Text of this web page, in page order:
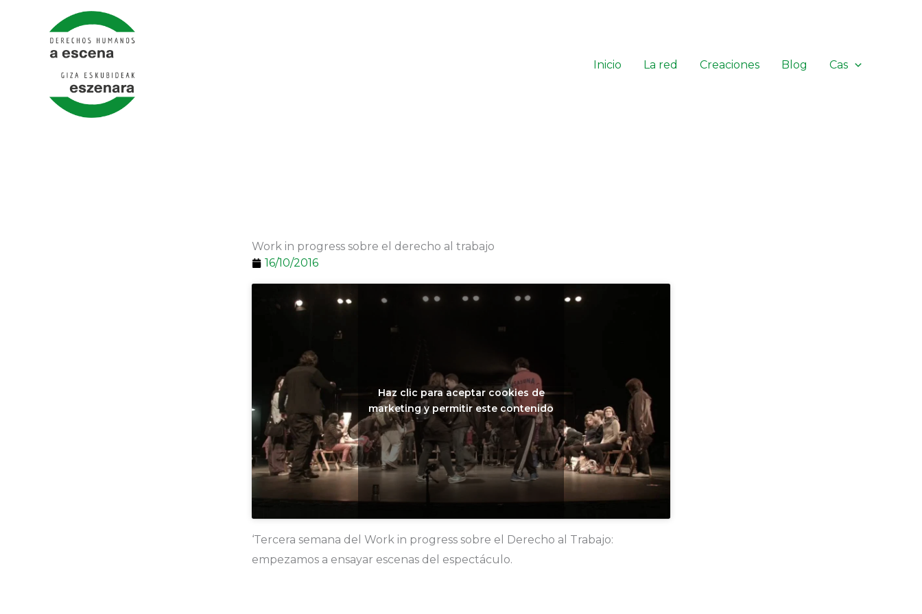
contenido
Inicio
La red Creaciones Blog Cas
Work in progress sobre el derecho al trabajo
16/10/2016
Haz clic para aceptar cookies de
marketing y permitir este contenido
‘Tercera semana del Work in progress sobre el Derecho al Trabajo:
empezamos a ensayar escenas del espectáculo.